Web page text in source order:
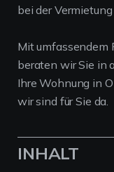
bei der
Mit umfassendem
beraten wir Sie in
Ihre Wohnung in
wir sind für Sie da.
INHALT